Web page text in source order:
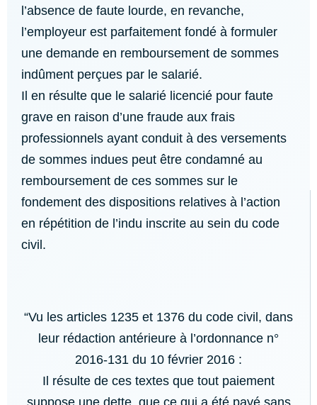
l’absence de faute lourde, en revanche,
l’employeur est parfaitement fondé à formuler
une demande en remboursement de sommes
indûment perçues par le salarié.
Il en résulte que le salarié licencié pour faute
grave en raison d’une fraude aux frais
professionnels ayant conduit à des versements
de sommes indues peut être condamné au
remboursement de ces sommes sur le
fondement des dispositions relatives à l’action
en répétition de l’indu inscrite au sein du code
civil.
“Vu les articles 1235 et 1376 du code civil, dans
leur rédaction antérieure à l’ordonnance n°
2016-131 du 10 février 2016 :
Il résulte de ces textes que tout paiement